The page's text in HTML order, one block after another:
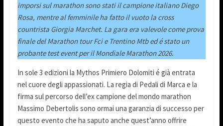
imporsi sul marathon sono stati il campione italiano Diego
Rosa, mentre al femminile ha fatto il vuoto la cross
countrista Giorgia Marchet. La gara era valevole come prova
finale del Marathon tour Fci e Trentino Mtb ed é stato un
probante test event per il Mondiale Marathon 2026.
In sole 3 edizioni la Mythos Primiero Dolomiti é già entrata
nel cuore degli appassionati. La regia di Pedali di Marca e la
firma sul percorso dell’ex campione del mondo marathon
Massimo Debertolis sono ormai una garanzia di successo per
questo evento che ha saputo anche quest’anno offrire